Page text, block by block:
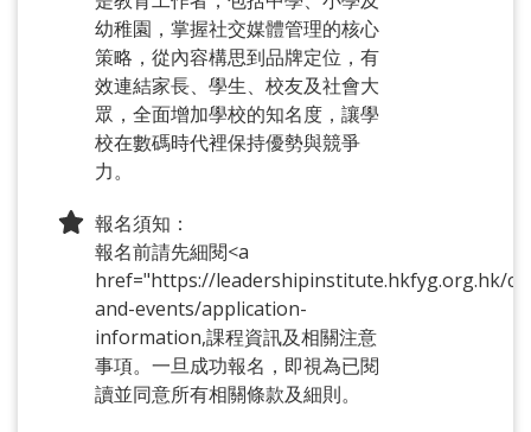
幼稚園，掌握社交媒體管理的核心
策略，從內容構思到品牌定位，有
效連結家長、學生、校友及社會大
眾，全面增加學校的知名度，讓學
校在數碼時代裡保持優勢與競爭
力。
報名須知：
報名前請先細閱<a
href="https://leadershipinstitute.hkfyg.org.hk/
and-events/application-
information,課程資訊及相關注意
事項。一旦成功報名，即視為已閱
讀並同意所有相關條款及細則。